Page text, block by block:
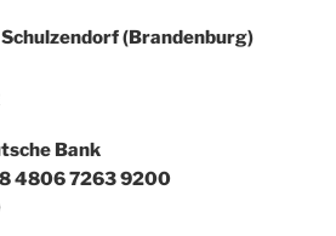
(Brandenburg)
Bank
4806 7263 9200